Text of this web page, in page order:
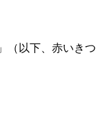
（以下、赤いきつ